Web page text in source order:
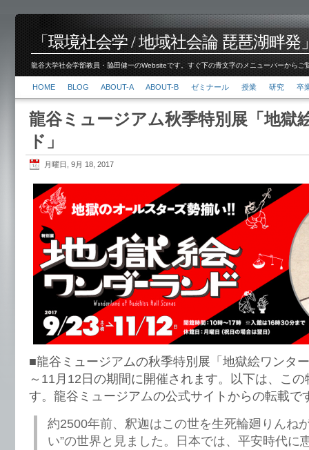
「環境社会学 / 地域社会論 琵琶湖畔発
龍谷大学社会学部教員・脇田健一のWebsiteです。すぐ下の青文字のメニューバーから
HOME BLOG ABOUT-A ABOUT-B ゼミナール 授業 研究 卒
龍谷ミュージアム秋季特別展「地獄
ド」
月曜日, 9月 18, 2017
■龍谷ミュージアムの秋季特別展「地獄絵ワンタ
～11月12日の期間に開催されます。以下は、こ
す。龍谷ミュージアムの公式サイトからの転載で
約2500年前、釈迦はこの世を生死輪廻りんね
い”の世界と見ました。日本では、平安時代に